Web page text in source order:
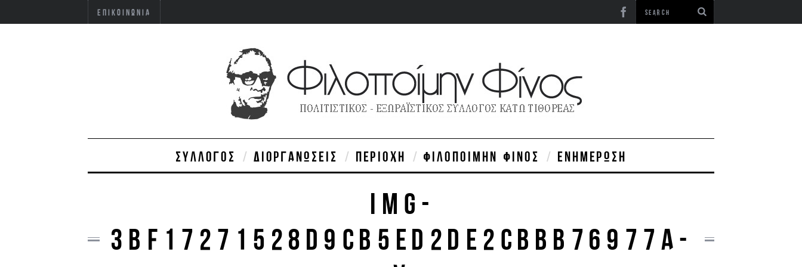
ΕΠΙΚΟΙΝΩΝΊΑ
ΣΎΛΛΟΓΟΣ ΔΙΟΡΓΑΝΏΣΕΙΣ ΠΕΡΙΟΧΉ ΦΙΛΟΠΟΊΜΗΝ ΦΊΝΟΣ ΕΝΗΜΈΡΩΣΗ
IMG-
3BF17271528D9CB5ED2DE2CBBB76977A-